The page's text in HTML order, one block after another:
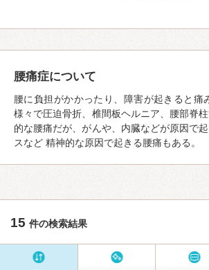
腰痛症について
腰に負担がかかったり、障害が起きると痛
様々で圧迫骨折、椎間板ヘルニア、腰部脊
的な腰痛だが、がんや、内臓などが原因で
スなど 精神的な原因で起きる腰痛もある。
15 件の検索結果